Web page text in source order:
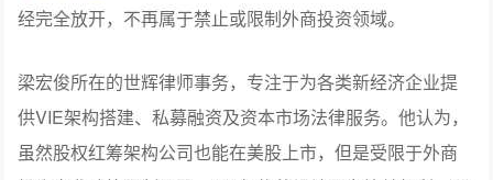
经完全放开，不再属于禁止或限制外商投资领域。
梁宏俊所在的世辉律师事务，专注于为各类新经济企业提
供VIE架构搭建、私募融资及资本市场法律服务。他认为，
虽然股权红筹架构公司也能在美股上市，但是受限于外商